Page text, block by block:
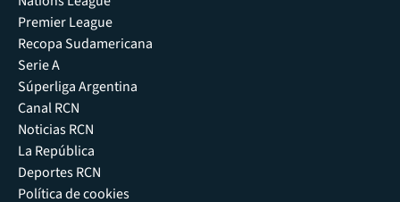
Premier League
Recopa Sudamericana
Serie A
Súperliga Argentina
Canal RCN
Noticias RCN
La República
Deportes RCN
Política de cookies